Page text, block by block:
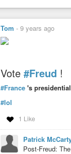
Tom - 9 years ago
Vote #Freud !
#France 's presidential
#lol
1 Like
Patrick
Post-Freud: